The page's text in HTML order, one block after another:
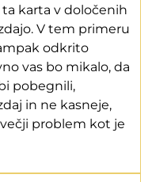
karta v določenih
V tem primeru
odkrito
vas bo mikalo, da
pobegnili,
in ne kasneje,
problem kot je